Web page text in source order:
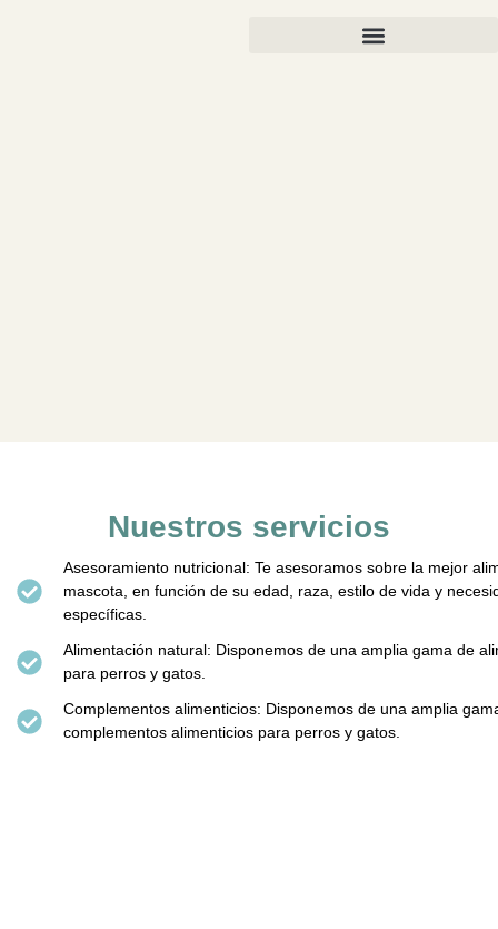
Nuestros servicios
Asesoramiento nutricional: Te asesoramos sobre la mejor
mascota, en función de su edad, raza, estilo de vida y
específicas.
Alimentación natural: Disponemos de una amplia gama de
para perros y gatos.
Complementos alimenticios: Disponemos de una amplia
complementos alimenticios para perros y gatos.